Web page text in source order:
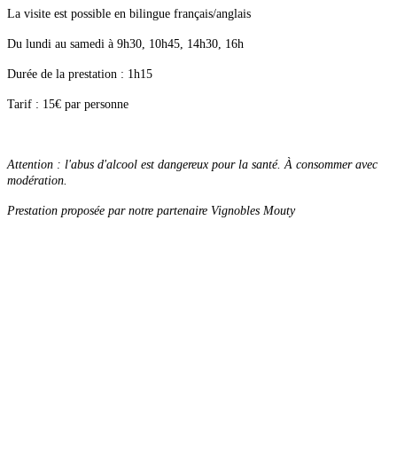
La visite est possible en bilingue français/anglais
Du lundi au samedi à 9h30, 10h45, 14h30, 16h
Durée de la prestation : 1h15
Tarif : 15€ par personne
Attention : l'abus d'alcool est dangereux pour la santé. À consommer avec
modération.
Prestation proposée par notre partenaire Vignobles Mouty